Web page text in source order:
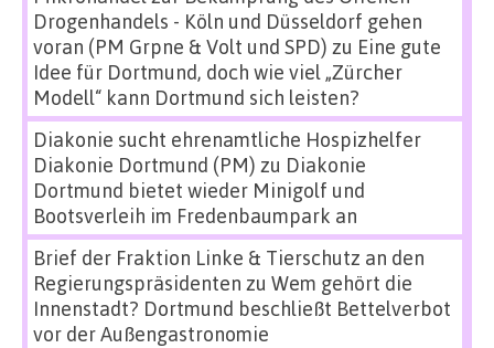
Drogenhandels - Köln und Düsseldorf gehen
voran (PM Grpne & Volt und SPD) zu Eine gute
Idee für Dortmund, doch wie viel „Zürcher
Modell“ kann Dortmund sich leisten?
Diakonie sucht ehrenamtliche Hospizhelfer
Diakonie Dortmund (PM) zu Diakonie
Dortmund bietet wieder Minigolf und
Bootsverleih im Fredenbaumpark an
Brief der Fraktion Linke & Tierschutz an den
Regierungspräsidenten zu Wem gehört die
Innenstadt? Dortmund beschließt Bettelverbot
vor der Außengastronomie